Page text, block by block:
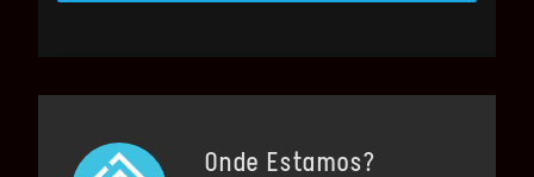
Onde Estamos?